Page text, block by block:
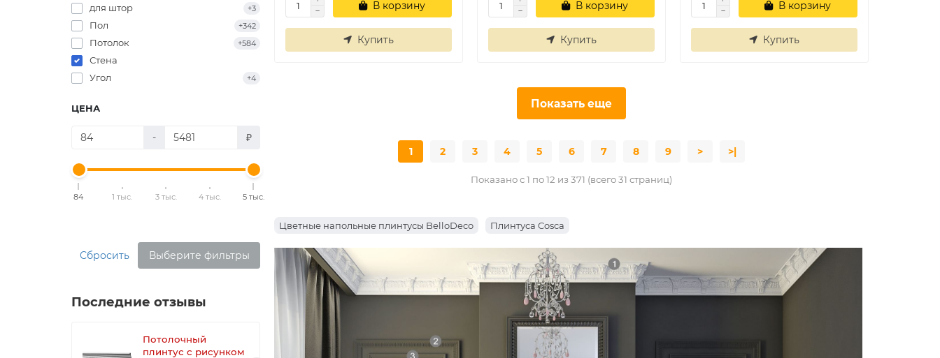
для штор +3
Пол +342
Потолок +584
Стена
Угол
+4
ЦЕНА
- ₽
84 1 тыс. 3 тыс. 4 тыс. 5 тыс.
Сбросить Выберите фильтры
Последние отзывы
Потолочный
плинтус с рисунком
Плинтус
потолочный П 20
Плинтус
потолочный П 20
В корзину
Купить
В корзину
Купить
В корзину
Купить
Показать еще
1 2 3 4 5 6 7 8 9 > >|
Показано с 1 по 12 из 371 (всего 31 страниц)
Цветные напольные плинтусы BelloDeco Плинтуса Cosca